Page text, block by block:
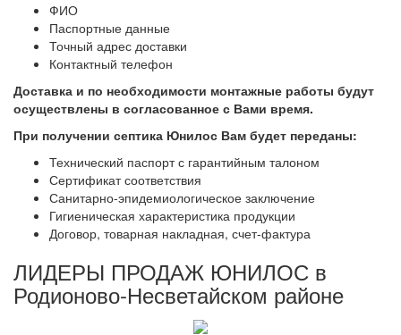
ФИО
Паспортные данные
Точный адрес доставки
Контактный телефон
Доставка и по необходимости монтажные работы будут
осуществлены в согласованное с Вами время.
При получении септика Юнилос Вам будет переданы:
Технический паспорт с гарантийным талоном
Сертификат соответствия
Санитарно-эпидемиологическое заключение
Гигиеническая характеристика продукции
Договор, товарная накладная, счет-фактура
ЛИДЕРЫ ПРОДАЖ ЮНИЛОС в
Родионово-Несветайском районе